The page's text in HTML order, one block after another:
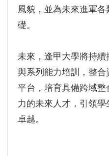
風貌，並為未來進軍
礎。
未來，逢甲大學將持
與系列能力培訓，整
平台，培育具備跨域
力的未來人才，引領
卓越。